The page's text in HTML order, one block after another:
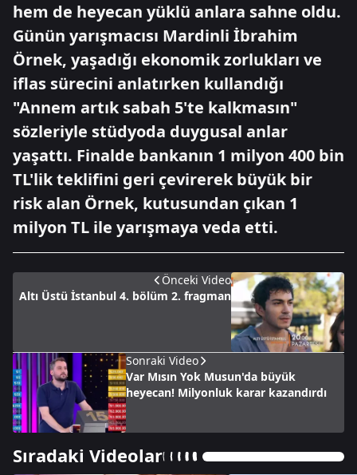
hem de heyecan yüklü anlara sahne oldu.
Günün yarışmacısı Mardinli İbrahim
Örnek, yaşadığı ekonomik zorlukları ve
iflas sürecini anlatırken kullandığı
"Annem artık sabah 5'te kalkmasın"
sözleriyle stüdyoda duygusal anlar
yaşattı. Finalde bankanın 1 milyon 400 bin
TL'lik teklifini geri çevirerek büyük bir
risk alan Örnek, kutusundan çıkan 1
milyon TL ile yarışmaya veda etti.
Önceki Video
Altı Üstü İstanbul 4. bölüm 2. fragman
Sonraki Video
Var Mısın Yok Musun'da büyük
heyecan! Milyonluk karar kazandırdı
Sıradaki Videolar